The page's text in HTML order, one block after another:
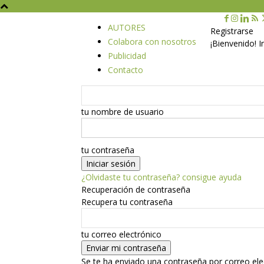
AUTORES
Colabora con nosotros
Publicidad
Contacto
Registrarse
¡Bienvenido!
tu nombre de usuario
tu contraseña
¿Olvidaste tu contraseña? consigue ayuda
Recuperación de contraseña
Recupera tu contraseña
tu correo electrónico
Se te ha enviado una contraseña por correo